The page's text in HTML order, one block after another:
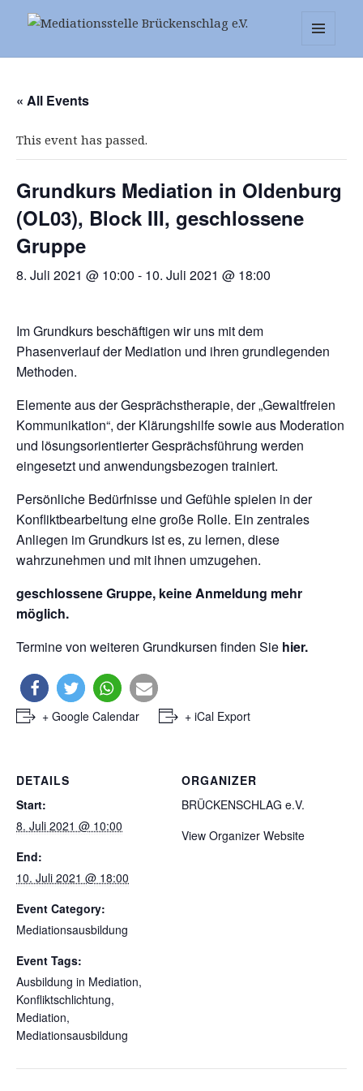
Mediationsstelle Brückenschlag
« All Events
This event has passed.
Grundkurs Mediation in Oldenburg
(OL03), Block III, geschlossene
Gruppe
8. Juli 2021 @ 10:00 - 10. Juli 2021 @ 18:00
Im Grundkurs beschäftigen wir uns mit dem
Phasenverlauf der Mediation und ihren grundlegenden
Methoden.
Elemente aus der Gesprächstherapie, der „Gewaltfreien
Kommunikation“, der Klärungshilfe sowie aus Moderation
und lösungsorientierter Gesprächsführung werden
eingesetzt und anwendungsbezogen trainiert.
Persönliche Bedürfnisse und Gefühle spielen in der
Konfliktbearbeitung eine große Rolle. Ein zentrales
Anliegen im Grundkurs ist es, zu lernen, diese
wahrzunehmen und mit ihnen umzugehen.
geschlossene Gruppe, keine Anmeldung mehr
möglich.
Termine von weiteren Grundkursen finden Sie hier.
+ Google Calendar + iCal Export
DETAILS
Start:
8. Juli 2021 @ 10:00
End:
10. Juli 2021 @ 18:00
Event Category:
Mediationsausbildung
Event Tags:
Ausbildung in Mediation,
Konfliktschlichtung,
Mediation,
Mediationsausbildung
ORGANIZER
BRÜCKENSCHLAG e.V.
View Organizer Website